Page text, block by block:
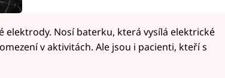
elektrody. Nosí baterku, která vysílá elektrické
v aktivitách. Ale jsou i pacienti, kteří s